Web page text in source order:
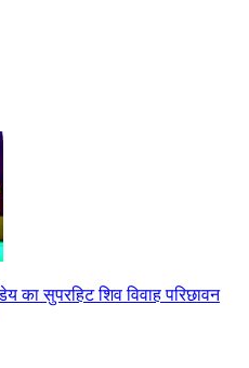
का सुपरहिट शिव विवाह परिछावन